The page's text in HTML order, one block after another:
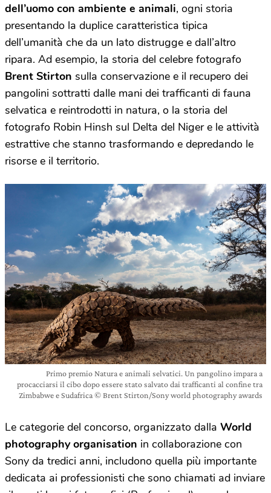
dell’uomo con ambiente e animali, ogni storia
presentando la duplice caratteristica tipica
dell’umanità che da un lato distrugge e dall’altro
ripara. Ad esempio, la storia del celebre fotografo
Brent Stirton sulla conservazione e il recupero dei
pangolini sottratti dalle mani dei trafficanti di fauna
selvatica e reintrodotti in natura, o la storia del
fotografo Robin Hinsh sul Delta del Niger e le attività
estrattive che stanno trasformando e depredando le
risorse e il territorio.
Primo premio Natura e animali selvatici. Un pangolino impara a
procacciarsi il cibo dopo essere stato salvato dai trafficanti al confine tra
Zimbabwe e Sudafrica © Brent Stirton/Sony world photography awards
Le categorie del concorso, organizzato dalla World
photography organisation in collaborazione con
Sony da tredici anni, includono quella più importante
dedicata ai professionisti che sono chiamati ad inviare